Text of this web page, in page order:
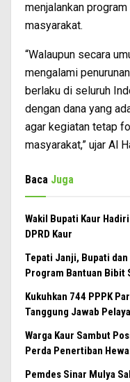
menjalankan
masyarakat.
“Walaupun secara
mengalami
berlaku di seluruh
dengan dana yang
agar kegiatan tetap
masyarakat,” ujar Al
Baca Juga
Wakil Bupati Kaur
DPRD Kaur
Tepati Janji, Bupati
Program Bantuan Bibit
Kukuhkan 744 PPPK
Tanggung Jawab
Warga Kaur Sambut
Perda Penertiban
Pemdes Sinar Mulya